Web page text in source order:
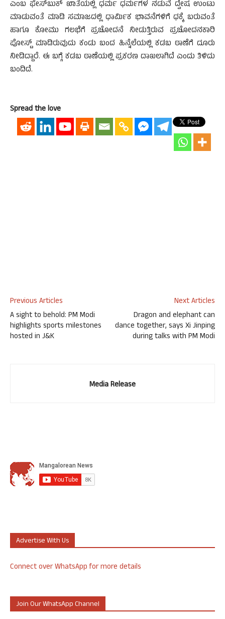
ಎಂಬ ಫೇಸ್‍ಬುಕ್ ಖಾತೆಯಲ್ಲಿ ಧರ್ಮ ಧರ್ಮಗಳ ನಡುವೆ ದ್ವೇಷ ಉಂಟು
ಮಾಡುವಂತೆ ಮಾಡಿ ಸಮಾಜದಲ್ಲಿ ಧಾರ್ಮಿಕ ಭಾವನೆಗಳಿಗೆ ಧಕ್ಕೆ ಬರುವಂತೆ
ಹಾಗೂ ಕೋಮು ಗಲಭೆಗೆ ಪ್ರಚೋದನೆ ನೀಡುತ್ತಿರುವ ಪ್ರಚೋದನಕಾರಿ
ಪೋಸ್ಟ್ ಮಾಡಿರುವುದು ಕಂಡು ಬಂದ ಹಿನ್ನೆಲೆಯಲ್ಲಿ ಕಡಬ ಠಾಣೆಗೆ ದೂರು
ನೀಡಿದ್ದಾರೆ. ಈ ಬಗ್ಗೆ ಕಡಬ ಠಾಣೆಯಲ್ಲಿ ಪ್ರಕರಣ ದಾಖಲಾಗಿದೆ ಎಂದು ತಿಳಿದು
ಬಂದಿದೆ.
Spread the love
Previous Articles
A sight to behold: PM Modi
highlights sports milestones
hosted in J&K
Next Articles
Dragon and elephant can
dance together, says Xi Jinping
during talks with PM Modi
Media Release
Advertise With Us
Connect over WhatsApp for more details
Join Our WhatsApp Channel